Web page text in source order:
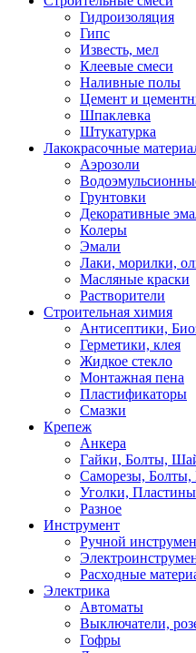
Гидроизоляция
Гипс
Известь, мел
Клеевые смеси
Наливные полы
Цемент и
Шпаклевка
Штукатурка
Лакокрасочные
Аэрозоли
Грунтовки
Декоративные
Колеры
Эмали
Лаки, морилки,
Масляные краски
Растворители
Строительная химия
Антисептики,
Герметики, клея
Жидкое стекло
Монтажная пена
Пластификаторы
Смазки
Крепеж
Анкера
Гайки, Болты,
Саморезы,
Уголки, Пластины
Разное
Инструмент
Ручной
Расходные
Электрика
Автоматы
Выключатели,
Гофры